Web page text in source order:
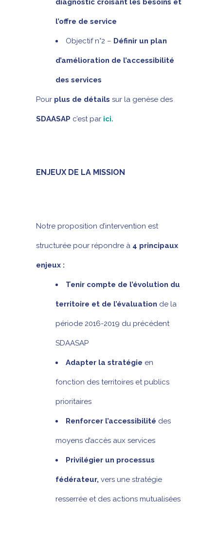
diagnostic croisant les besoins et
l’offre de service
Objectif n°2 – Définir un plan
d’amélioration de l’accessibilité
des services
Pour plus de détails sur la genèse des
SDAASAP c’est par ici.
ENJEUX DE LA MISSION
Notre proposition d’intervention est
structurée pour répondre à 4 principaux
enjeux :
Tenir compte de l’évolution du
territoire et de l’évaluation de la
période 2016-2019 du précédent
SDAASAP
Adapter la stratégie en
fonction des territoires et publics
prioritaires
Renforcer l’accessibilité des
moyens d’accès aux services
Privilégier un processus
fédérateur, vers une stratégie
resserrée et des actions mutualisées